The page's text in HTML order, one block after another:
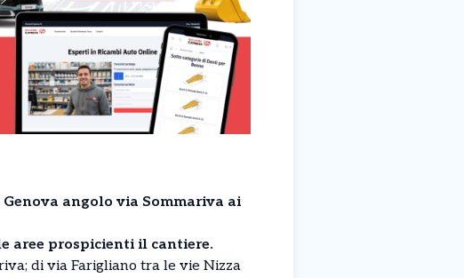
angolo via Sommariva ai
aree prospicienti il cantiere.
di via Farigliano tra le vie Nizza